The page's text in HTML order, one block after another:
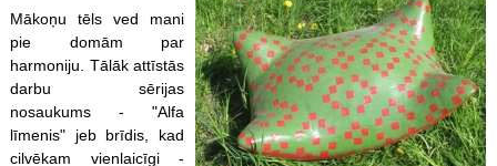
Mākoņu tēls ved mani
pie domām par
harmoniju. Tālāk attīstās
darbu sērijas
nosaukums - "Alfa
līmenis" jeb brīdis, kad
cilvēkam vienlaicīgi -